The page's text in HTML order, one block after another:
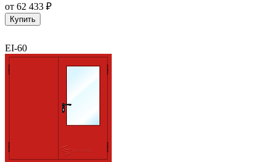
от 62 433 ₽
Купить
EI-60